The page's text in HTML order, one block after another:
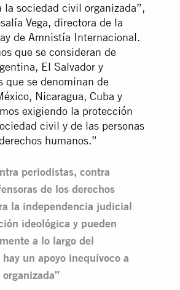
la sociedad civil organizada”,
Vega, directora de la
de Amnistía Internacional.
que se consideran de
El Salvador y
que se denominan de
Nicaragua, Cuba y
exigiendo la protección
civil y de las personas
humanos.”
periodistas, contra
de los derechos
la independencia judicial
ideológica y pueden
a lo largo del
un apoyo inequívoco a